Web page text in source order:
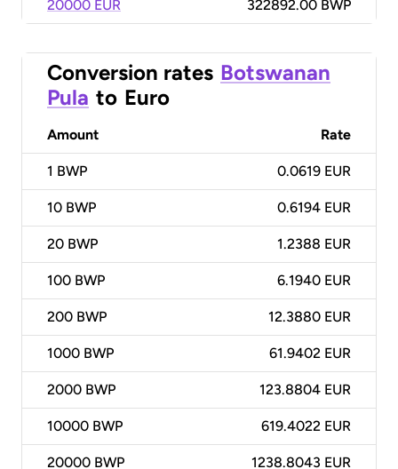
20000 EUR 322892.00 BWP
Conversion rates Botswanan
Pula to Euro
Amount Rate
1 BWP 0.0619 EUR
10 BWP 0.6194 EUR
20 BWP 1.2388 EUR
100 BWP 6.1940 EUR
200 BWP 12.3880 EUR
1000 BWP 61.9402 EUR
2000 BWP 123.8804 EUR
10000 BWP 619.4022 EUR
20000 BWP 1238.8043 EUR